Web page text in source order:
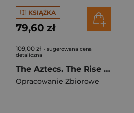
KSIĄŻKA
79,60 zł
109,00 zł - sugerowana cena
detaliczna
The Aztecs. The Rise and Fall of a Mighty Empire
Opracowanie Zbiorowe